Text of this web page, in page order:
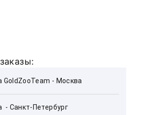
GoldZooTeam - Москва
- Санкт-Петербург